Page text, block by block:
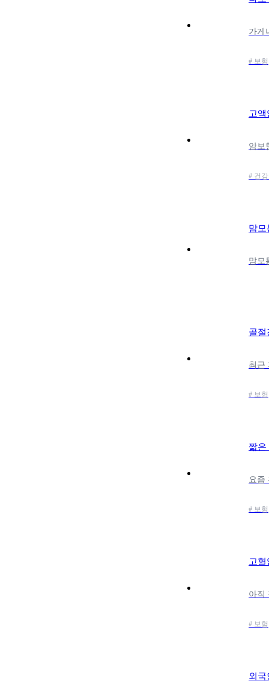
# 보험
고
# 건
맘모
골절
# 보험
짧은
# 보험
고
# 보험
외국